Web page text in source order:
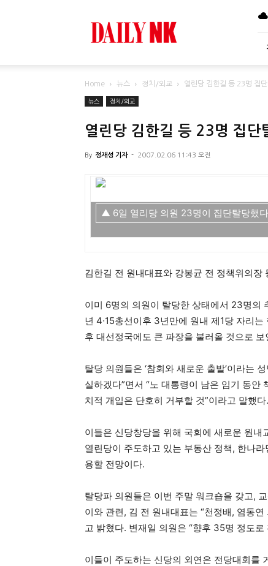
Home 뉴스 정치/외교 열린당 김한길 등 23명 집
뉴스 정치/외교
열린당 김한길 등 23명 집단
By 정재성 기자 - 2007.02.06 11:43 오전
▲ 6일 열리당 의원 23명이 집단탈당했
김한길 전 원내대표와 강봉균 전 정책위의
이미 6명의 의원이 탈당한 상태에서 23명의
년 4∙15총선이후 3년만에 원내 제1당 자리
후 대선정국에도 큰 파장을 불러올 것으로 보
탈당 의원들은 ‘참회와 새로운 출발’이라는
실하겠다”면서 “노 대통령이 남은 임기 동
치적 개입은 단호히 거부할 것”이라고 말했다.
이들은 신당창당을 위해 국회에 새로운 원
열린당이 주도하고 있는 부동산 정책, 한나
용할 전망이다.
탈당파 의원들은 이번 주말 워크숍을 갖고,
이와 관련, 김 전 원내대표는 “천정배, 염동
고 밝혔다. 변재일 의원은 “향후 35명 정도
이들이 주도하는 신당의 외연은 전당대회를